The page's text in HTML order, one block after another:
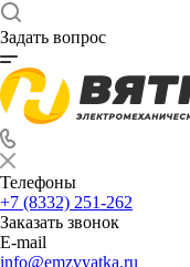
Задать вопрос
Телефоны
+7 (8332) 251-262
Заказать звонок
E-mail
info@emzvyatka.ru